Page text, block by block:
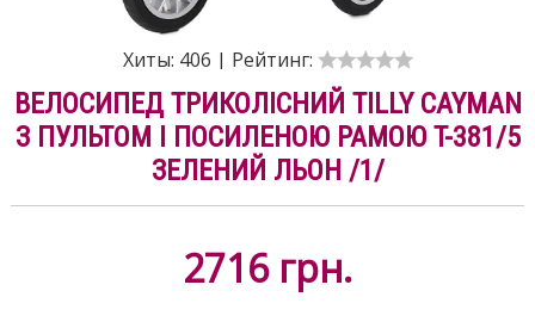
Хиты: 406 | Рейтинг:
ВЕЛОСИПЕД ТРИКОЛІСНИЙ TILLY CAYMAN
З ПУЛЬТОМ І ПОСИЛЕНОЮ РАМОЮ T-381/5
ЗЕЛЕНИЙ ЛЬОН /1/
2716 грн.